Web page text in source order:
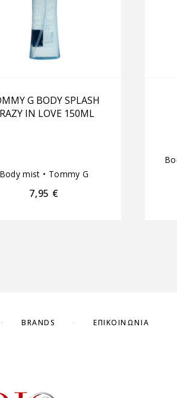
G BODY SPLASH
IN LOVE 150ML
Body mist • Tommy G
7,95 €
BRANDS ΕΠΙΚΟΙΝΩΝΊΑ